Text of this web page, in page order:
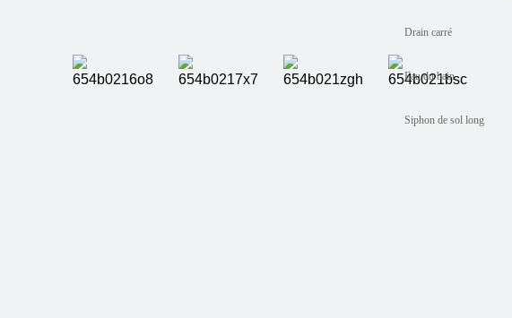
Drain carré
Eau du bain
Siphon de sol long